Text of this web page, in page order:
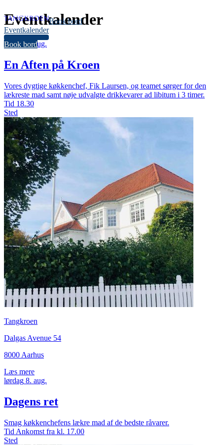
Book bord
Eventkalender
34
Book bord
Eventkalender
lørdag 8. aug.
En Aften på Kroen
Vores dygtige køkkenchef, Fik Laursen, og teamet sørger for den
lækreste mad samt nøje udvalgte drikkevarer ad libitum i 3 timer.
Tid 18.30
Sted
Tangkroen
Dalgas Avenue 54
8000 Aarhus
Læs mere
lørdag 8. aug.
Dagens ret
Smag køkkenchefens lækre mad af de bedste råvarer.
Tid Ankomst fra kl. 17.00
Sted